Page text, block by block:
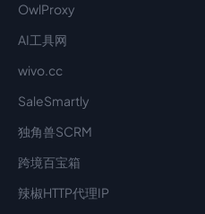
OwlProxy
AI工具网
wivo.cc
SaleSmartly
独角兽SCRM
跨境百宝箱
辣椒HTTP代理IP